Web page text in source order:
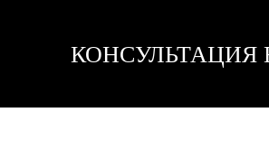
юриста
юриста